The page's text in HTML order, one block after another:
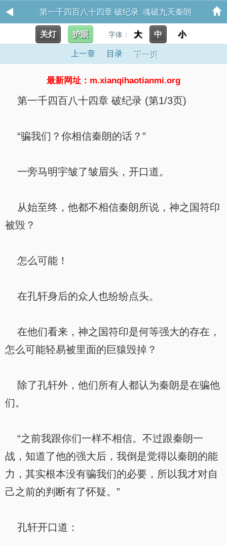
第一千四百八十四章 破纪录 魂破九天秦朗
关灯 护眼 字体： 大 中 小
上一章 目录 下一页
最新网址：m.xianqihaotianmi.org
第一千四百八十四章 破纪录 (第1/3页)
“骗我们？你相信秦朗的话？”
一旁马明宇皱了皱眉头，开口道。
从始至终，他都不相信秦朗所说，神之国符印
被毁？
怎么可能！
在孔轩身后的众人也纷纷点头。
在他们看来，神之国符印是何等强大的存在，
怎么可能轻易被里面的巨猿毁掉？
除了孔轩外，他们所有人都认为秦朗是在骗他
们。
“之前我跟你们一样不相信。不过跟秦朗一
战，知道了他的强大后，我倒是觉得以秦朗的能
力，其实根本没有骗我们的必要，所以我才对自
己之前的判断有了怀疑。”
孔轩开口道：